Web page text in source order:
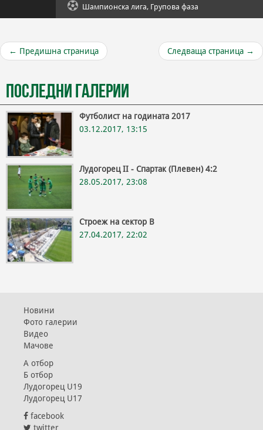
Шампионска лига, Групова фаза
← Предишна страница Следваща страница →
Последни галерии
Футболист на годината 2017
03.12.2017, 13:15
Лудогорец II - Спартак (Плевен) 4:2
28.05.2017, 23:08
Строеж на сектор В
27.04.2017, 22:02
Новини
Фото галерии
Видео
Мачове
А отбор
Б отбор
Лудогорец U19
Лудогорец U17
facebook
twitter